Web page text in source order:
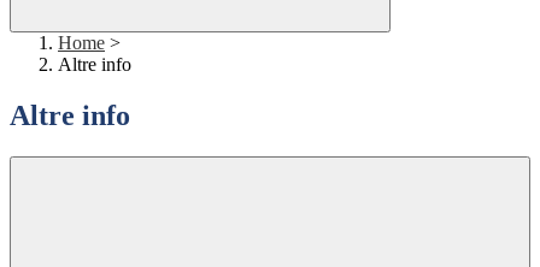
Home >
Altre info
Altre info